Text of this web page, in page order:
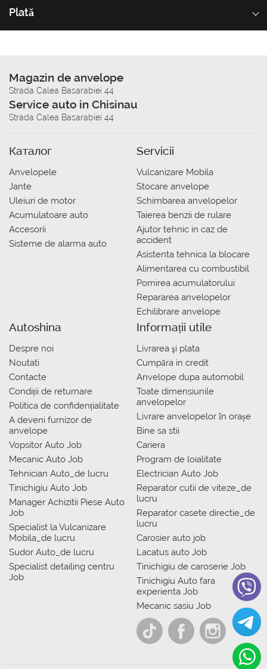
Plată
Magazin de anvelope
Strada Calea Basarabiei 44
Service auto in Chisinau
Strada Calea Basarabiei 44
Каталог
Anvelopele
Jante
Uleiuri de motor
Acumulatoare auto
Accesorii
Sisteme de alarma auto
Servicii
Vulcanizare Mobila
Stocare anvelope
Schimbarea anvelopelor
Taierea benzii de rulare
Ajutor tehnic in caz de
accident
Asistenta tehnica la blocare
Alimentarea cu combustibil
Pornirea acumulatorului
Repararea anvelopelor
Echilibrare anvelope
Autoshina
Despre noi
Noutati
Contacte
Condiții de returnare
Politica de confidențialitate
A deveni furnizor de
anvelope
Vopsitor Auto Job
Mecanic Auto Job
Tehnician Auto_de lucru
Tinichigiu Auto Job
Manager Achizitii Piese Auto
Job
Specialist la Vulcanizare
Mobila_de lucru
Sudor Auto_de lucru
Specialist detailing centru
Job
Informații utile
Livrarea şi plata
Сumpăra in credit
Anvelope dupa automobil
Toate dimensiunile
anvelopelor
Livrare anvelopelor în orașe
Bine sa stii
Cariera
Program de loialitate
Electrician Auto Job
Reparator cutii de viteze_de
lucru
Reparator casete directie_de
lucru
Carosier auto job
Lacatus auto Job
Tinichigiu de caroserie Job
Tinichigiu Auto fara
experienta Job
Mecanic sasiu Job